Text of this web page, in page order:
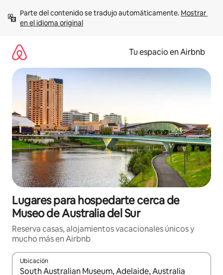
contenido
Parte del contenido se tradujo automáticamente. Mostrar
en el idioma original
Tu espacio en Airbnb
Lugares para hospedarte cerca de
Museo de Australia del Sur
Reserva casas, alojamientos vacacionales únicos y
mucho más en Airbnb
Ubicación
Cuando los resultados estén disponibles, podrás navegar